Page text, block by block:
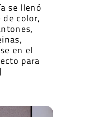
se llenó
color,
en el
para